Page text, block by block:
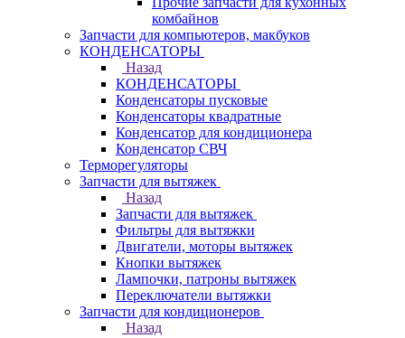
комбайнов
Запчасти для компьютеров, макбуков
КОНДЕНСАТОРЫ
Назад
КОНДЕНСАТОРЫ
Конденсаторы пусковые
Конденсаторы квадратные
Конденсатор для кондиционера
Конденсатор СВЧ
Терморегуляторы
Запчасти для вытяжек
Назад
Запчасти для вытяжек
Фильтры для вытяжки
Двигатели, моторы вытяжек
Кнопки вытяжек
Лампочки, патроны вытяжек
Переключатели вытяжки
Запчасти для кондиционеров
Назад